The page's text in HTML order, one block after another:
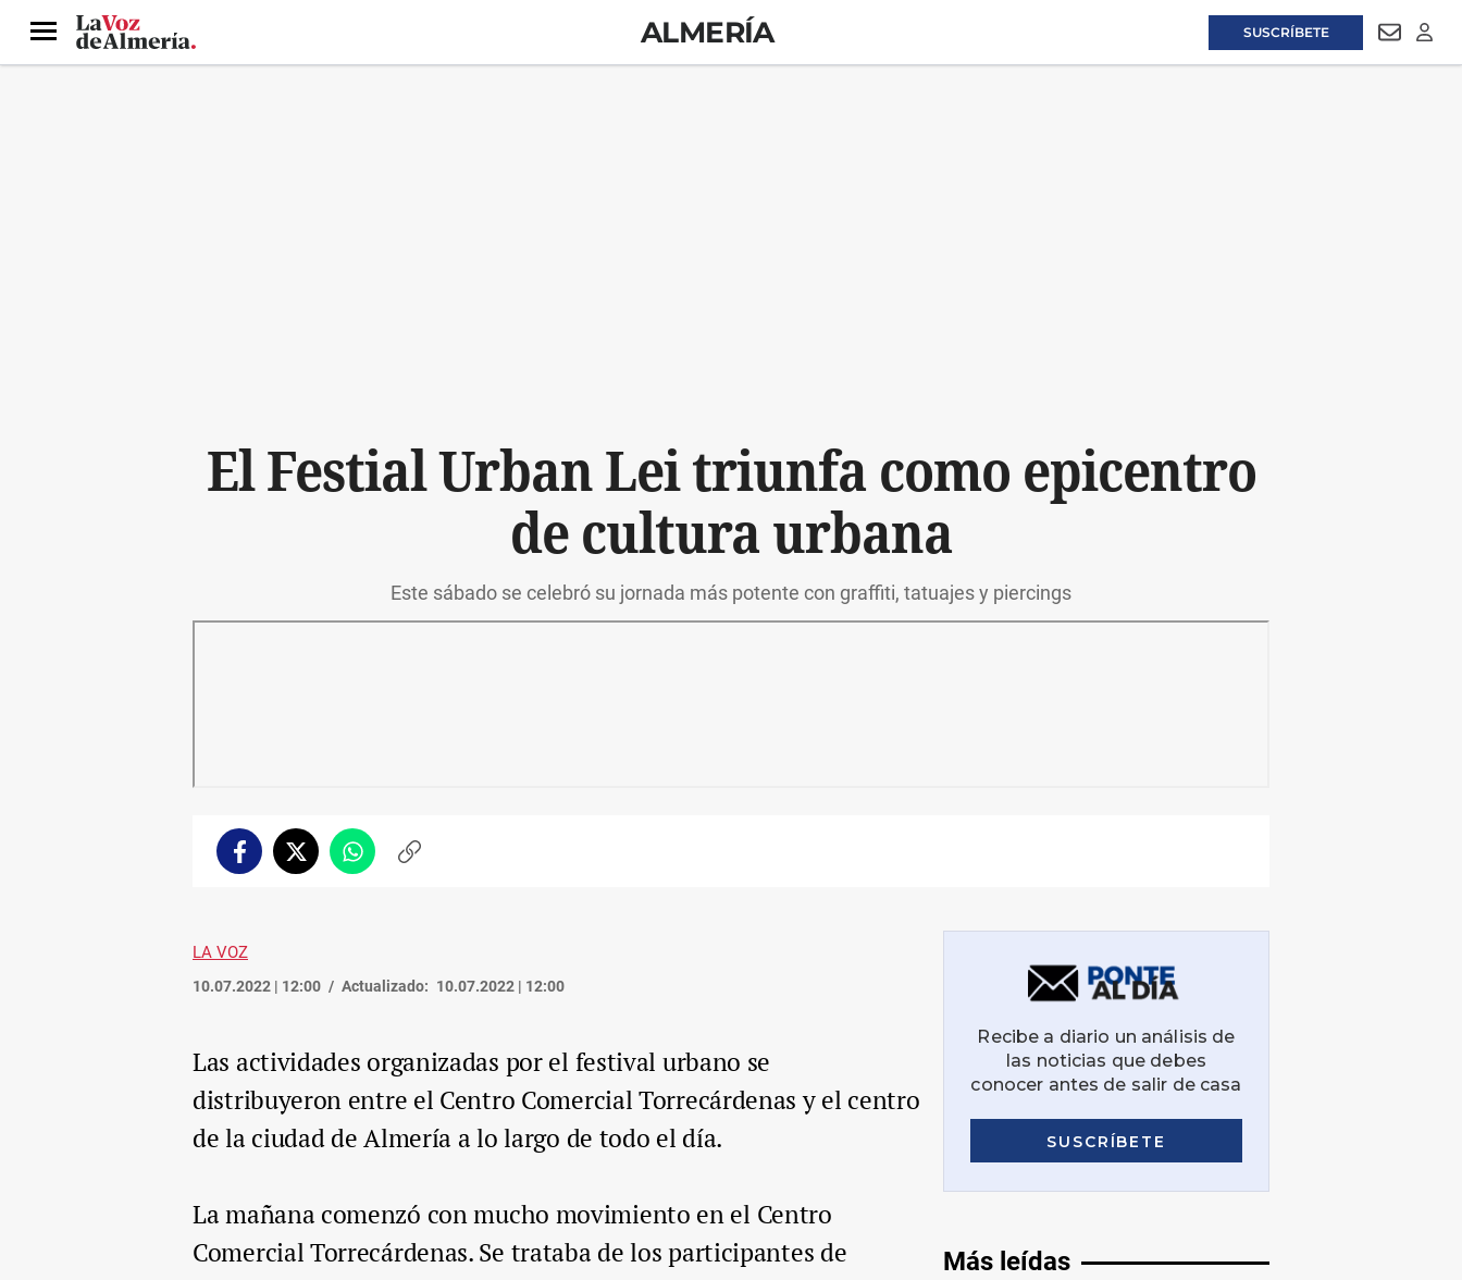
SUSCRÍBETE
Menú ALMERÍA
El Festial Urban Lei triunfa como epicentro
de cultura urbana
Este sábado se celebró su jornada más potente con graffiti, tatuajes y piercings
FacebookTwitterWhatsappCopiar
LA VOZ
10.07.2022 | 12:00 Actualizado: 10.07.2022 | 12:00
Las actividades organizadas por el festival urbano se
distribuyeron entre el Centro Comercial Torrecárdenas y el centro
de la ciudad de Almería a lo largo de todo el día.
La mañana comenzó con mucho movimiento en el Centro
Comercial Torrecárdenas. Se trataba de los participantes de
Más leídas